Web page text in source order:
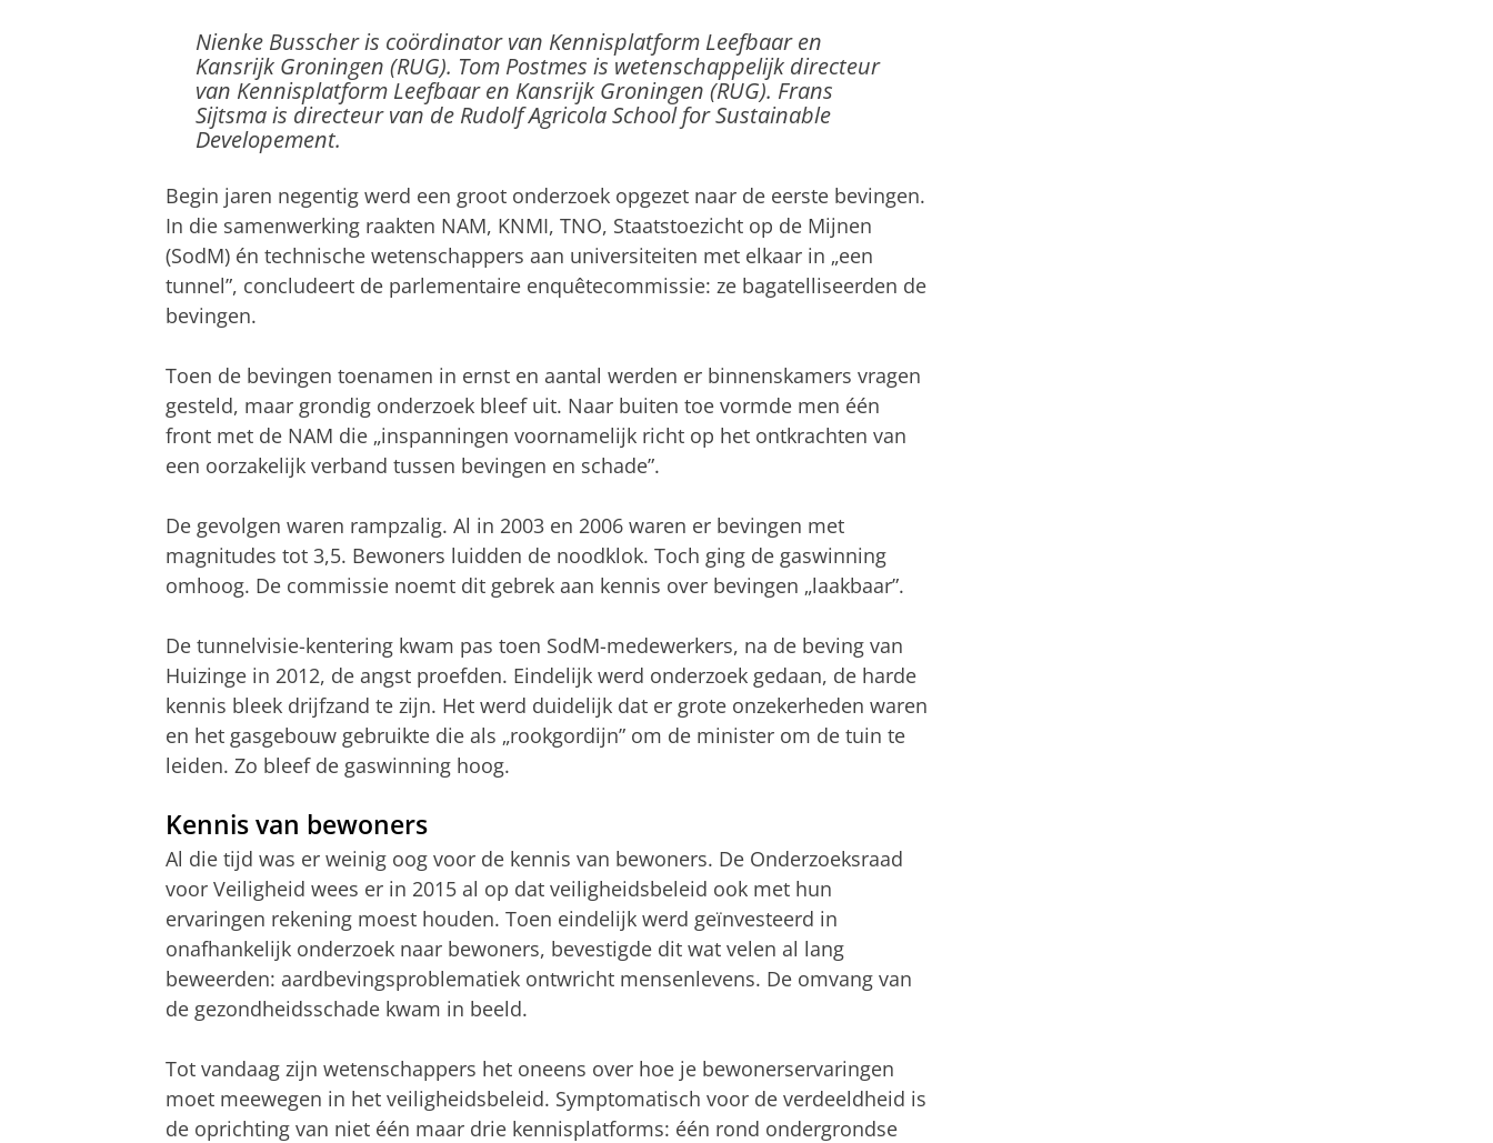
Nienke Busscher is coördinator van Kennisplatform Leefbaar en
Kansrijk Groningen (RUG). Tom Postmes is wetenschappelijk directeur
van Kennisplatform Leefbaar en Kansrijk Groningen (RUG). Frans
Sijtsma is directeur van de Rudolf Agricola School for Sustainable
Developement.
Begin jaren negentig werd een groot onderzoek opgezet naar de eerste bevingen.
In die samenwerking raakten NAM, KNMI, TNO, Staatstoezicht op de Mijnen
(SodM) én technische wetenschappers aan universiteiten met elkaar in „een
tunnel”, concludeert de parlementaire enquêtecommissie: ze bagatelliseerden de
bevingen.
Toen de bevingen toenamen in ernst en aantal werden er binnenskamers vragen
gesteld, maar grondig onderzoek bleef uit. Naar buiten toe vormde men één
front met de NAM die „inspanningen voornamelijk richt op het ontkrachten van
een oorzakelijk verband tussen bevingen en schade”.
De gevolgen waren rampzalig. Al in 2003 en 2006 waren er bevingen met
magnitudes tot 3,5. Bewoners luidden de noodklok. Toch ging de gaswinning
omhoog. De commissie noemt dit gebrek aan kennis over bevingen „laakbaar”.
De tunnelvisie-kentering kwam pas toen SodM-medewerkers, na de beving van
Huizinge in 2012, de angst proefden. Eindelijk werd onderzoek gedaan, de harde
kennis bleek drijfzand te zijn. Het werd duidelijk dat er grote onzekerheden waren
en het gasgebouw gebruikte die als „rookgordijn” om de minister om de tuin te
leiden. Zo bleef de gaswinning hoog.
Kennis van bewoners
Al die tijd was er weinig oog voor de kennis van bewoners. De Onderzoeksraad
voor Veiligheid wees er in 2015 al op dat veiligheidsbeleid ook met hun
ervaringen rekening moest houden. Toen eindelijk werd geïnvesteerd in
onafhankelijk onderzoek naar bewoners, bevestigde dit wat velen al lang
beweerden: aardbevingsproblematiek ontwricht mensenlevens. De omvang van
de gezondheidsschade kwam in beeld.
Tot vandaag zijn wetenschappers het oneens over hoe je bewonerservaringen
moet meewegen in het veiligheidsbeleid. Symptomatisch voor de verdeeldheid is
de oprichting van niet één maar drie kennisplatforms: één rond ondergrondse